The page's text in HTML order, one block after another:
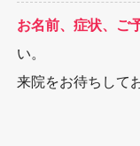
お名前、症状、ご
い。
来院をお待ちして